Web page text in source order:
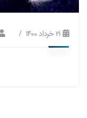
۲۱ خرداد ۱۴۰۰